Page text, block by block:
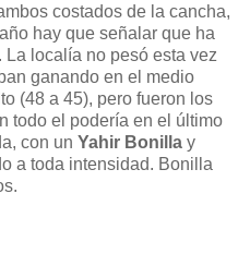
costados de la cancha,
hay que señalar que ha
localía no pesó esta vez
ganando en el medio
(48 a 45), pero fueron los
todo el podería en el último
con un Yahir Bonilla y
a toda intensidad. Bonilla